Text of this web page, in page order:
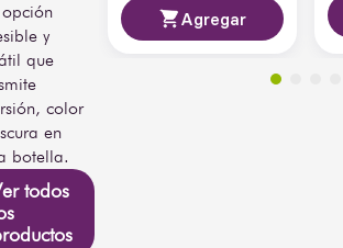
y
que
color
en
botella.
todos
Agregar